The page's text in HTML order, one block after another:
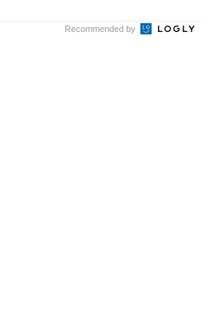
Recommended by